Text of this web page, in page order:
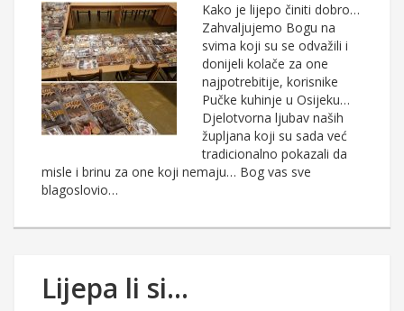
Kako je lijepo činiti dobro…
Zahvaljujemo Bogu na
svima koji su se odvažili i
donijeli kolače za one
najpotrebitije, korisnike
Pučke kuhinje u Osijeku…
Djelotvorna ljubav naših
župljana koji su sada već
tradicionalno pokazali da
misle i brinu za one koji nemaju… Bog vas sve
blagoslovio…
Lijepa li si…